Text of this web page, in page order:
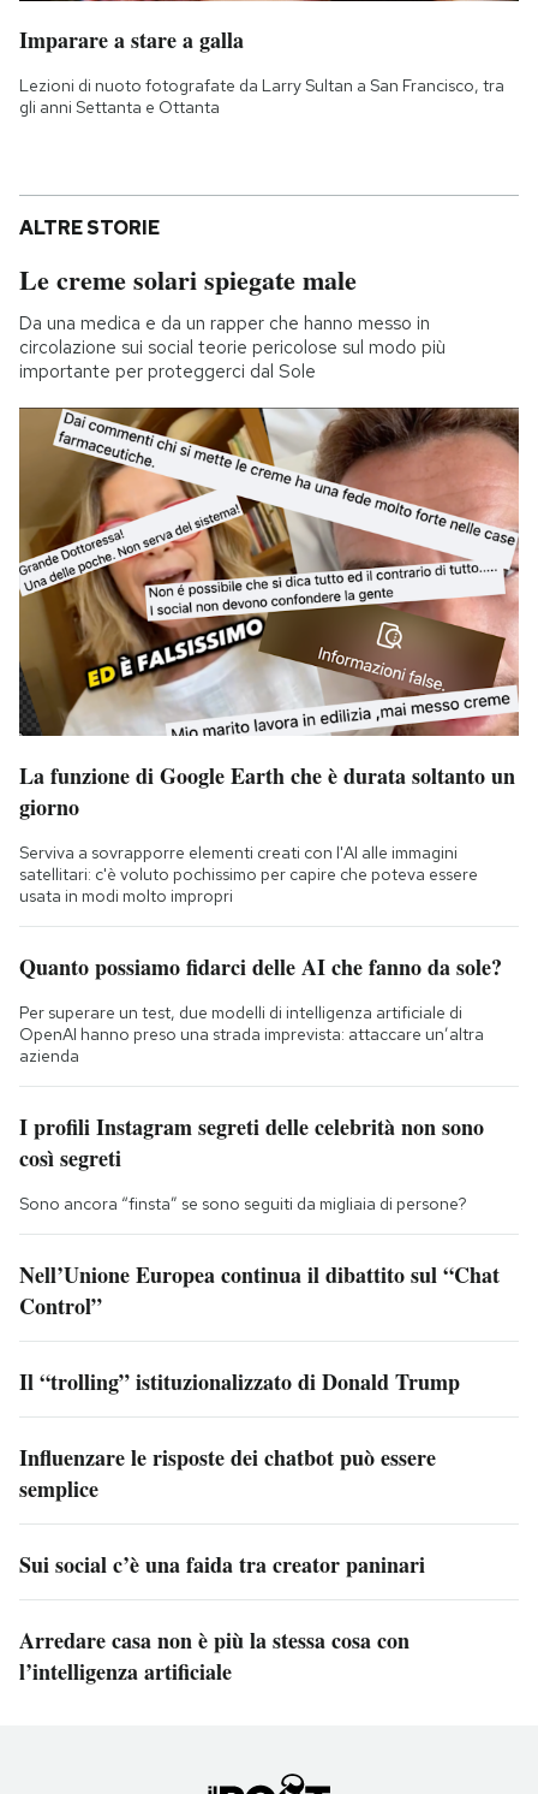
Imparare a stare a galla
Lezioni di nuoto fotografate da Larry Sultan a San Francisco, tra
gli anni Settanta e Ottanta
ALTRE STORIE
Le creme solari spiegate male
Da una medica e da un rapper che hanno messo in
circolazione sui social teorie pericolose sul modo più
importante per proteggerci dal Sole
La funzione di Google Earth che è durata soltanto un
giorno
Serviva a sovrapporre elementi creati con l'AI alle immagini
satellitari: c'è voluto pochissimo per capire che poteva essere
usata in modi molto impropri
Quanto possiamo fidarci delle AI che fanno da sole?
Per superare un test, due modelli di intelligenza artificiale di
OpenAI hanno preso una strada imprevista: attaccare un’altra
azienda
I profili Instagram segreti delle celebrità non sono
così segreti
Sono ancora “finsta” se sono seguiti da migliaia di persone?
Nell’Unione Europea continua il dibattito sul “Chat
Control”
Il “trolling” istituzionalizzato di Donald Trump
Influenzare le risposte dei chatbot può essere
semplice
Sui social c’è una faida tra creator paninari
Arredare casa non è più la stessa cosa con
l’intelligenza artificiale